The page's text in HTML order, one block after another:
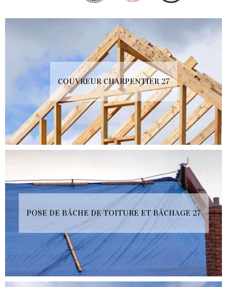
COUVREUR CHARPENTIER 27
POSE DE BÂCHE DE TOITURE ET BÂCHAGE 27